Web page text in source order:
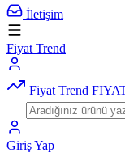
İletişim
Fiyat Trend
Fiyat Trend
Giriş Yap